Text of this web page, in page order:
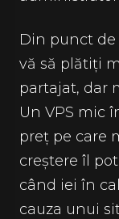
Din punct de
vă să plătiți
partajat, dar
Un VPS mic
preț pe care
creștere îl
când iei în
cauza unui